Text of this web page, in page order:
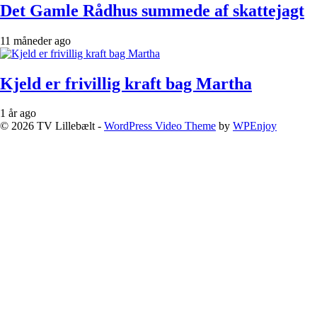
Det Gamle Rådhus summede af skattejagt
11 måneder ago
Kjeld er frivillig kraft bag Martha
1 år ago
© 2026 TV Lillebælt - WordPress Video Theme by WPEnjoy